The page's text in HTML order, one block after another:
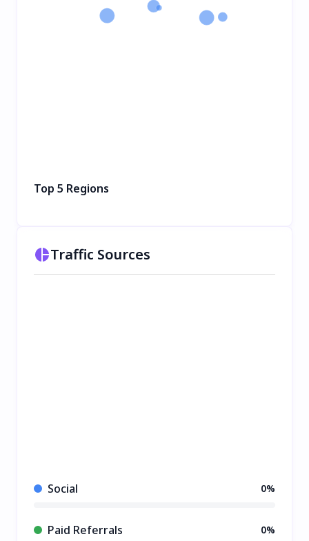
Top 5 Regions
Traffic Sources
Social 0%
Paid Referrals 0%